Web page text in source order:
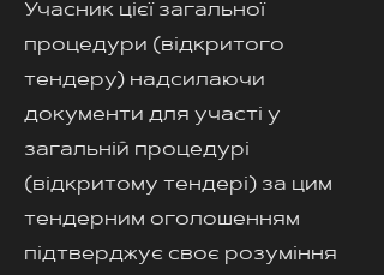
Учасник цієї загальної
процедури (відкритого
тендеру) надсилаючи
документи для участі у
загальній процедурі
(відкритому тендері) за цим
тендерним оголошенням
підтверджує своє розуміння